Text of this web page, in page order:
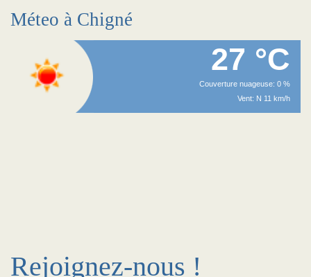
Méteo à Chigné
27 °C
Couverture nuageuse: 0 %
Vent: N 11 km/h
Rejoignez-nous !